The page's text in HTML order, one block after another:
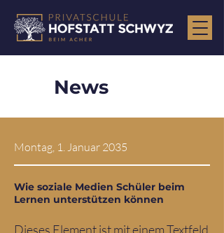
News
Montag, 1. Januar 2035
Wie soziale Medien Schüler beim
Lernen unterstützen können
Dieses Element ist mit einem Textfeld